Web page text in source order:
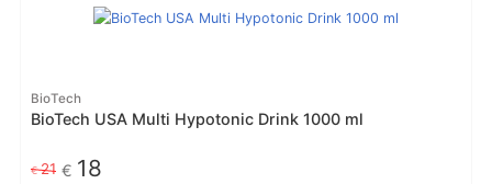
BioTech
BioTech USA Multi Hypotonic Drink 1000 ml
€21 € 18